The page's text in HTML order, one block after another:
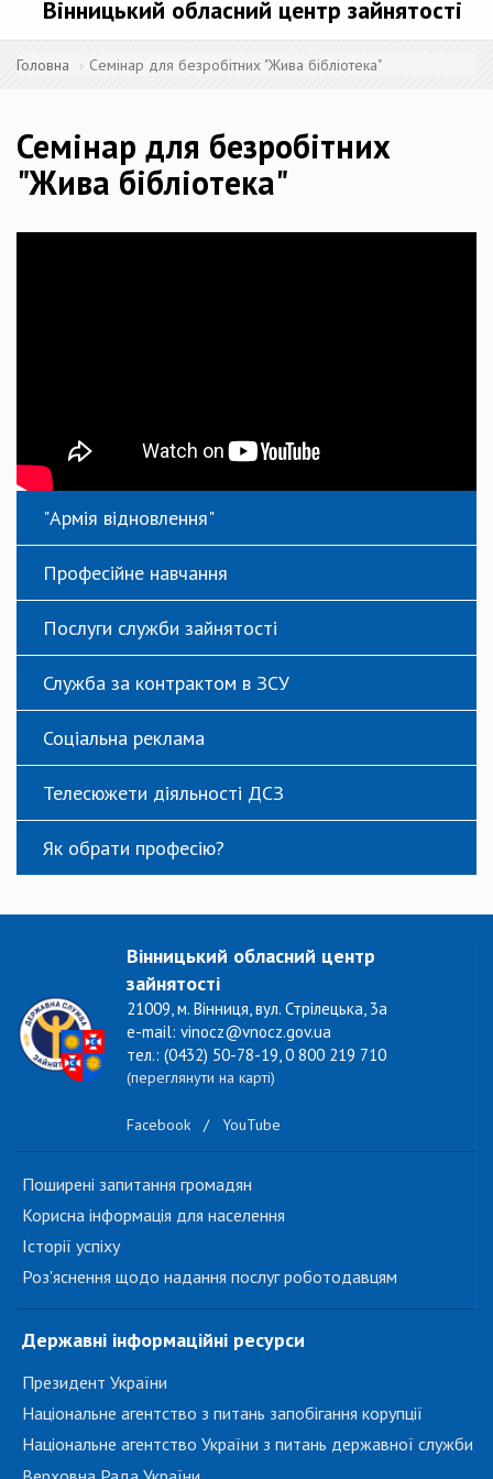
Вінницький обласний центр зайнятості
Головна Семінар для безробітних "Жива бібліотека"
Семінар для безробітних
"Жива бібліотека"
"Армія відновлення"
Професійне навчання
Послуги служби зайнятості
Служба за контрактом в ЗСУ
Соціальна реклама
Телесюжети діяльності ДСЗ
Як обрати професію?
Вінницький обласний центр
зайнятості
21009, м. Вінниця, вул. Стрілецька, 3а
e-mail: vinocz@vnocz.gov.ua
тел.: (0432) 50-78-19, 0 800 219 710
(переглянути на карті)
Facebook / YouTube
Поширені запитання громадян
Корисна інформація для населення
Історії успіху
Роз'яснення щодо надання послуг роботодавцям
Державні інформаційні ресурси
Президент України
Національне агентство з питань запобігання корупції
Національне агентство України з питань державної служби